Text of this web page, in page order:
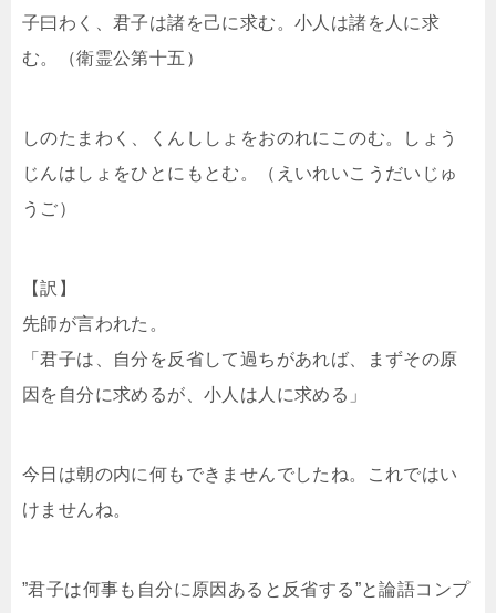
子曰わく、君子は諸を己に求む。小人は諸を人に求
む。（衛霊公第十五）
しのたまわく、くんししょをおのれにこのむ。しょう
じんはしょをひとにもとむ。（えいれいこうだいじゅ
うご）
【訳】
先師が言われた。
「君子は、自分を反省して過ちがあれば、まずその原
因を自分に求めるが、小人は人に求める」
今日は朝の内に何もできませんでしたね。これではい
けませんね。
”君子は何事も自分に原因あると反省する”と論語コンプ